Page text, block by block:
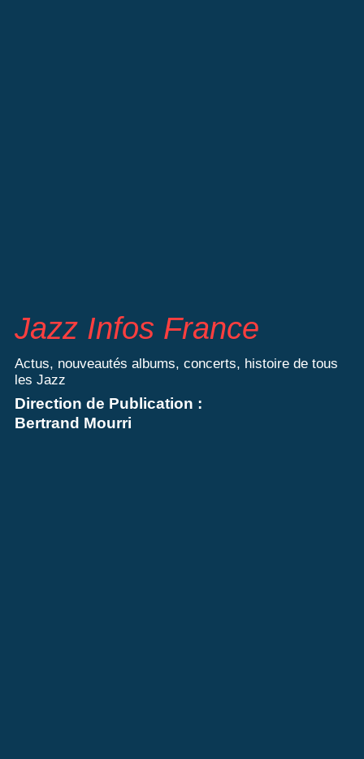
Jazz Infos France
Actus, nouveautés albums, concerts, histoire de tous
les Jazz
Direction de Publication :
Bertrand Mourri